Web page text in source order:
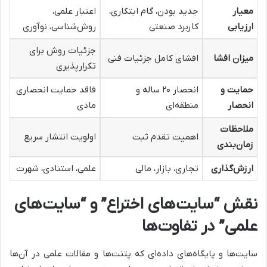
معیار
ارزیابی
جدید بودن، گام ابتکاری،
کاربرد صنعتی
اعتبار علمی،
روش‌شناسی، نوآوری
میزان افشا افشای کامل جزئیات فنی
جزئیات روش برای
تکرارپذیری
حمایت و
انحصار
انحصار ۲۰ ساله و
منطقه‌ای
فاقد حمایت انحصاری
مادی
ملاحظات
زمان‌بندی
اهمیت تقدم ثبت اولویت انتشار سریع
ارزش‌گذاری تجاری، بازار، مالی علمی، استنادی، شهرت
نقش “سایت‌های اختراع” و “سایت‌های
علمی” در تفاوت‌ها
سایت‌ها و پایگاه‌های داده‌ای که پتنت‌ها و مقالات علمی در آن‌ها